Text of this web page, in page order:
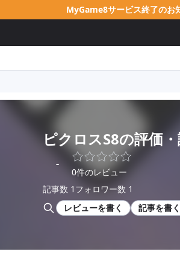
MyGame8サービス終了のお
ピクロスS8の評価
-
0件のレビュー
記事数 1 フォロワー数 1
レビューを書く
記事を書く